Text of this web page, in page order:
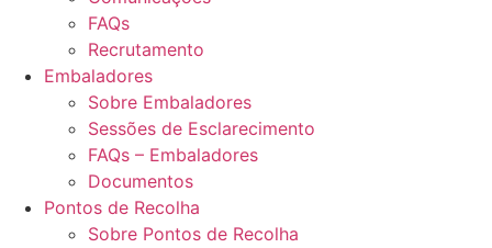
FAQs
Recrutamento
Embaladores
Sobre Embaladores
Sessões de Esclarecimento
FAQs – Embaladores
Documentos
Pontos de Recolha
Sobre Pontos de Recolha